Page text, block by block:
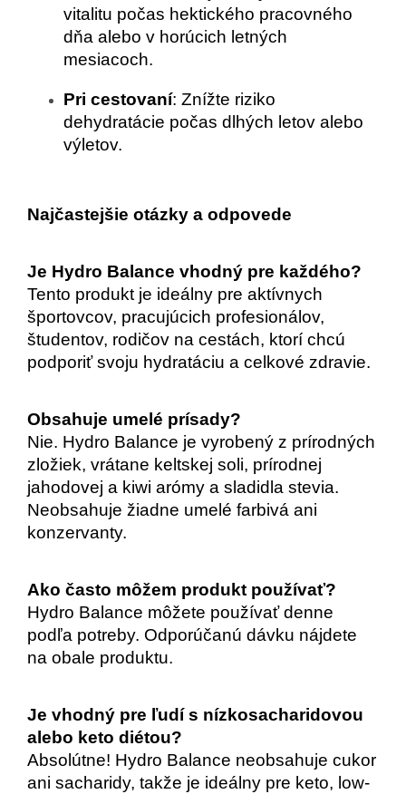
vitalitu počas hektického pracovného
dňa alebo v horúcich letných
mesiacoch.
Pri cestovaní: Znížte riziko
dehydratácie počas dlhých letov alebo
výletov.
Najčastejšie otázky a odpovede
Je Hydro Balance vhodný pre každého?
Tento produkt je ideálny pre aktívnych
športovcov, pracujúcich profesionálov,
študentov, rodičov na cestách, ktorí chcú
podporiť svoju hydratáciu a celkové zdravie.
Obsahuje umelé prísady?
Nie. Hydro Balance je vyrobený z prírodných
zložiek, vrátane keltskej soli, prírodnej
jahodovej a kiwi arómy a sladidla stevia.
Neobsahuje žiadne umelé farbivá ani
konzervanty.
Ako často môžem produkt používať?
Hydro Balance môžete používať denne
podľa potreby. Odporúčanú dávku nájdete
na obale produktu.
Je vhodný pre ľudí s nízkosacharidovou
alebo keto diétou?
Absolútne! Hydro Balance neobsahuje cukor
ani sacharidy, takže je ideálny pre keto, low-